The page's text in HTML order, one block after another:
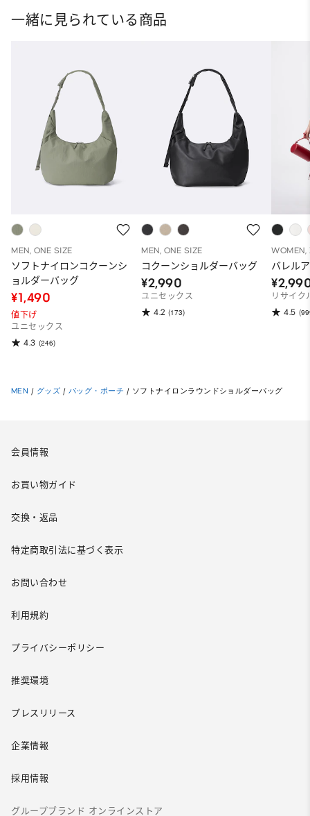
一緒に見られている商品
MEN, ONE SIZE
ソフトナイロンコクーンシ
ョルダーバッグ
¥1,490
値下げ
ユニセックス
4.3 (246)
MEN, ONE SIZE
コクーンショルダーバッグ
¥2,990
ユニセックス
4.2 (173)
WOMEN,
バレル
リサイク
4.5
MEN / グッズ / バッグ・ポーチ / ソフトナイロンラウンドショルダーバッグ
会員情報
お買い物ガイド
交換・返品
特定商取引法に基づく表示
お問い合わせ
利用規約
プライバシーポリシー
推奨環境
プレスリリース
企業情報
採用情報
グループブランド オンラインストア